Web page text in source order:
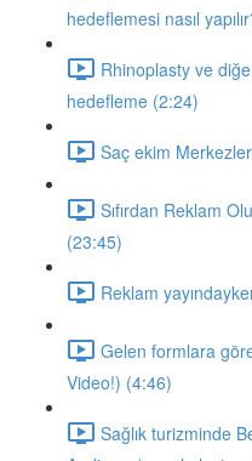
hedeflemesi nasıl
Rhinoplasty ve
hedefleme (2:24)
Saç ekim
Sıfırdan Reklam
(23:45)
Reklam
Gelen formlara
Video!) (4:46)
Sağlık turizminde